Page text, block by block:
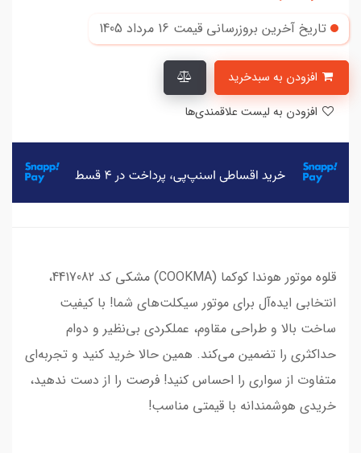
تاریخ آخرین بروزرسانی قیمت 16 مرداد 1405
قلوه موتور هوندا کوکما (COOKMA) مشکی کد 4417082،
انتخابی ایده‌آل برای موتور سیکلت‌های شما! با کیفیت
ساخت بالا و طراحی مقاوم، عملکردی بی‌نظیر و دوام
حداکثری را تضمین می‌کند. همین حالا خرید کنید و تجربه‌ای
متفاوت از سواری را احساس کنید! فرصت را از دست ندهید،
خریدی هوشمندانه با قیمتی مناسب!